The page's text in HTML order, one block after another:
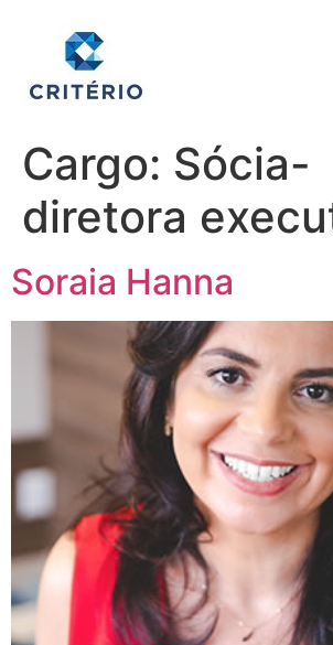
Cargo: Sócia-
diretora
Soraia Hanna